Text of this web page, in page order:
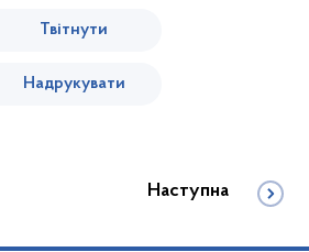
Твітнути
Надрукувати
Наступна